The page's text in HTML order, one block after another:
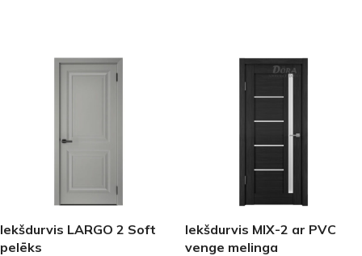
Iekšdurvis LARGO 2 Soft
pelēks
Iekšdurvis MIX-2 ar PVC
venge melinga